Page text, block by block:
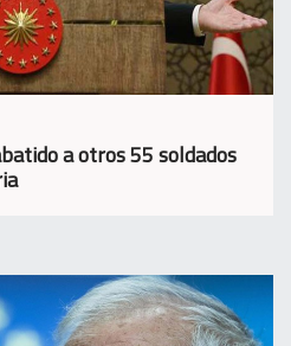
a otros 55 soldados